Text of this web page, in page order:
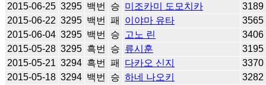
2015-06-25 3295 백번 승 미조카미 도모치카
3189
2015-06-22 3295 백번 패 이야마 유타
3565
2015-06-04 3295 백번 승 고노 린
3406
2015-05-28 3295 흑번 승 류시훈
3195
2015-05-21 3294 흑번 패 다카오 신지
3370
2015-05-18 3294 백번 승 하네 나오키
3282